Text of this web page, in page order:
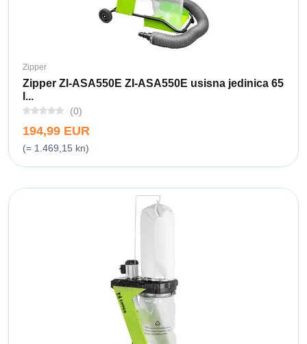
Zipper
Zipper ZI-ASA550E ZI-ASA550E usisna jedinica 65
l...
(0)
194,99 EUR
(= 1.469,15 kn)